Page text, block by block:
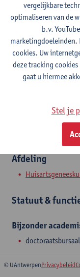
Contact
Toon e-mailadres
2610 Wilrijk, BEL
Afdeling
Statuut &
Bijzonder
doctoraatsbursaal
© UAntwerpenPrivacybeleid
vergelijkbare
optimaliseren van de
b.v.
marketingdoeleinden.
cookies. Uw
deze tracking
gaat u hiermee
Stel je